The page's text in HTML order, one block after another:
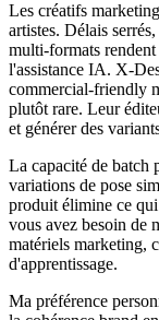
Les créatifs
artistes. Délais
multi-formats
l'assistance IA. X-
commercial-friendly
plutôt rare. Leur
et générer des
La capacité de batch
variations de pose
produit élimine ce
vous avez besoin de
matériels marketing,
d'apprentissage.
Ma préférence